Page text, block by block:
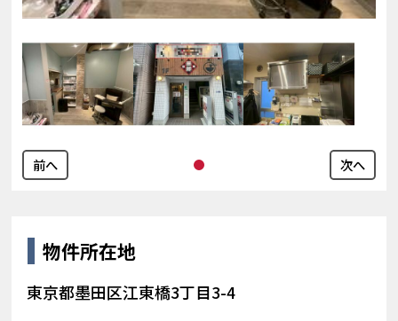
前へ 次へ
物件所在地
東京都墨田区江東橋3丁目3-4